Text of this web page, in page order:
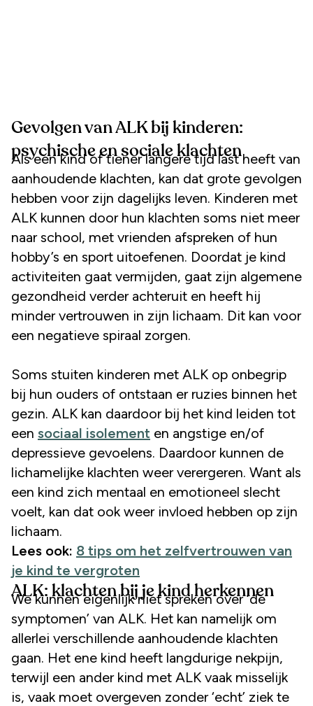
Gevolgen van ALK bij kinderen:
psychische en sociale klachten
Als een kind of tiener langere tijd last heeft van
aanhoudende klachten, kan dat grote gevolgen
hebben voor zijn dagelijks leven. Kinderen met
ALK kunnen door hun klachten soms niet meer
naar school, met vrienden afspreken of hun
hobby’s en sport uitoefenen. Doordat je kind
activiteiten gaat vermijden, gaat zijn algemene
gezondheid verder achteruit en heeft hij
minder vertrouwen in zijn lichaam. Dit kan voor
een negatieve spiraal zorgen.
Soms stuiten kinderen met ALK op onbegrip
bij hun ouders of ontstaan er ruzies binnen het
gezin. ALK kan daardoor bij het kind leiden tot
een sociaal isolement en angstige en/of
depressieve gevoelens. Daardoor kunnen de
lichamelijke klachten weer verergeren. Want als
een kind zich mentaal en emotioneel slecht
voelt, kan dat ook weer invloed hebben op zijn
lichaam.
Lees ook: 8 tips om het zelfvertrouwen van
je kind te vergroten
ALK: klachten bij je kind herkennen
We kunnen eigenlijk niet spreken over ‘de
symptomen’ van ALK. Het kan namelijk om
allerlei verschillende aanhoudende klachten
gaan. Het ene kind heeft langdurige nekpijn,
terwijl een ander kind met ALK vaak misselijk
is, vaak moet overgeven zonder ‘echt’ ziek te